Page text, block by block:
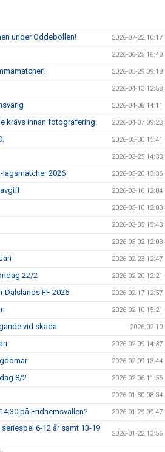
under Oddebollen! 2026-07-22 10:17
2026-06-25 16:40
2026-05-29 09:18
2026-04-13 12:58
2026-04-08 14:11
krävs innan fotografering. 2026-04-07 09:23
2026-03-30 15:41
2026-03-25 14:33
2026 2026-03-20 13:36
2026-03-16 12:04
2026-03-10 12:03
2026-03-05 15:43
2026-03-02 12:03
2026-02-23 12:47
22/2 2026-02-20 12:21
Dalslands FF 2026 2026-02-17 12:57
2026-02-10 15:21
vid skada 2026-02-10
2026-02-09 14:37
2026-02-09 13:44
8/2 2026-02-06 11:56
2026-01-30 08:34
på Fridhemsvallen? 2026-01-29 09:47
6-12 år samt 13-19
2026-01-22 13:56